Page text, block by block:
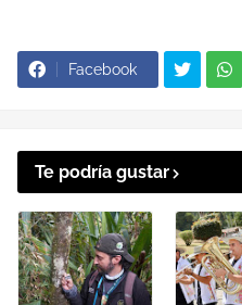
Facebook
Te podría gustar